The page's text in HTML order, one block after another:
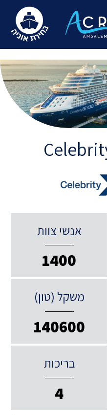
Update cookies preferences
אנשי צוות
1400
משקל (טון)
140600
בריכות
4